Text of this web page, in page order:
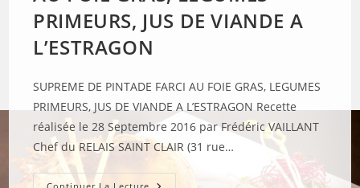
PRIMEURS, JUS DE VIANDE A
L’ESTRAGON
SUPREME DE PINTADE FARCI AU FOIE GRAS, LEGUMES
PRIMEURS, JUS DE VIANDE A L’ESTRAGON Recette
réalisée le 28 Septembre 2016 par Frédéric VAILLANT
Chef du RELAIS SAINT CLAIR (31 rue…